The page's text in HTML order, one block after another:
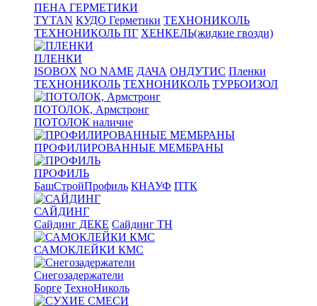
ПЕНА ГЕРМЕТИКИ
TYTAN КУДО Герметики ТЕХНОНИКОЛЬ
ТЕХНОНИКОЛЬ ПГ ХЕНКЕЛЬ(жидкие гвозди)
ПЛЕНКИ
ISOBOX NO NAME ДАЧА ОНДУТИС Пленки
ТЕХНОНИКОЛЬ ТЕХНОНИКОЛЬ ТУРБОИЗОЛ
ПОТОЛОК, Армстронг
ПОТОЛОК наличие
ПРОФИЛИРОВАННЫЕ МЕМБРАНЫ
ПРОФИЛЬ
БашСтройПрофиль КНАУФ ПТК
САЙДИНГ
Сайдинг ДЕКЕ Сайдинг ТН
САМОКЛЕЙКИ КМС
Снегозадержатели
Борге ТехноНиколь